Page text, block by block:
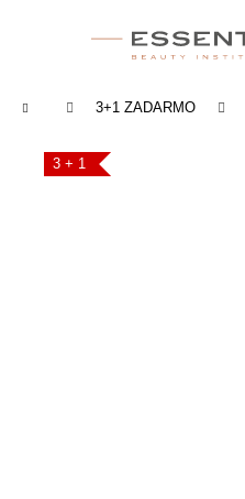
Domov 3+1 ZADARMO
3 + 1